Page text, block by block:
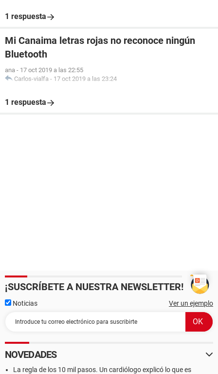
1 respuesta
Mi Canaima letras rojas no reconoce ningún
Bluetooth
ana - 17 oct 2019 a las 22:55
Carlos-vialfa - 17 oct 2019 a las 23:24
1 respuesta
¡SUSCRÍBETE A NUESTRA NEWSLETTER!
Noticias Ver un ejemplo
NOVEDADES
La regla de los 10 mil pasos. Un cardiólogo explicó lo que es